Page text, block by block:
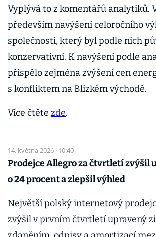
Vyplývá to z komentářů analytiků.
především navýšení celoročního
společnosti, který byl podle nich
konzervativní. K navýšení podle
přispělo zejména zvýšení cen
s konfliktem na Blízkém východě.
Více čtěte zde.
14. května 2026 · 10:40
Prodejce Allegro za čtvrtletí zvýšil
o 24 procent a zlepšil výhled
Největší polský internetový
zvýšil v prvním čtvrtletí upravený